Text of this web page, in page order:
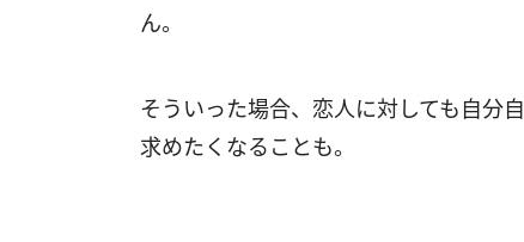
ん。
そういった場合、恋人に対しても自分
求めたくなることも。